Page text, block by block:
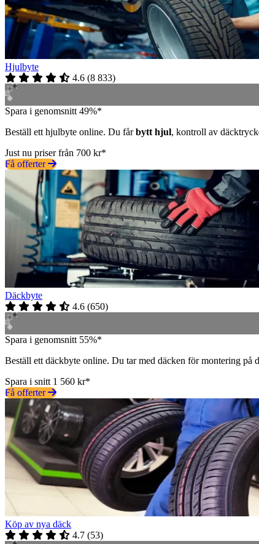
Hjulbyte
4.6 (8 833)
Spara i genomsnitt 49%*
Beställ ett hjulbyte online. Du fårbytt hjul, kontroll av
Just nu priser från 700 kr*
Få offerter
Däckbyte
4.6 (650)
Spara i genomsnitt 55%*
Beställ ett däckbyte online. Du tar med däcken för montering på
Spara i snitt 1 560 kr*
Få offerter
Köp av nya däck
4.7 (53)